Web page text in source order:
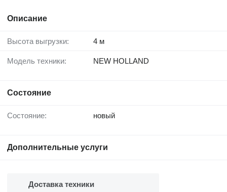
Описание
Высота выгрузки: 4 м
Модель техники: NEW HOLLAND
Состояние
Состояние: новый
Дополнительные услуги
Доставка техники